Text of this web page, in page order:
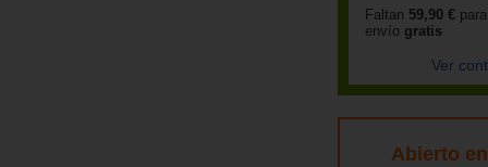
Faltan 59,90 €
envío gratis
Ver
Abierto